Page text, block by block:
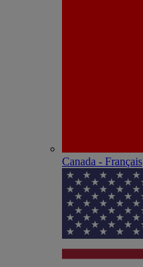
Canada - Français